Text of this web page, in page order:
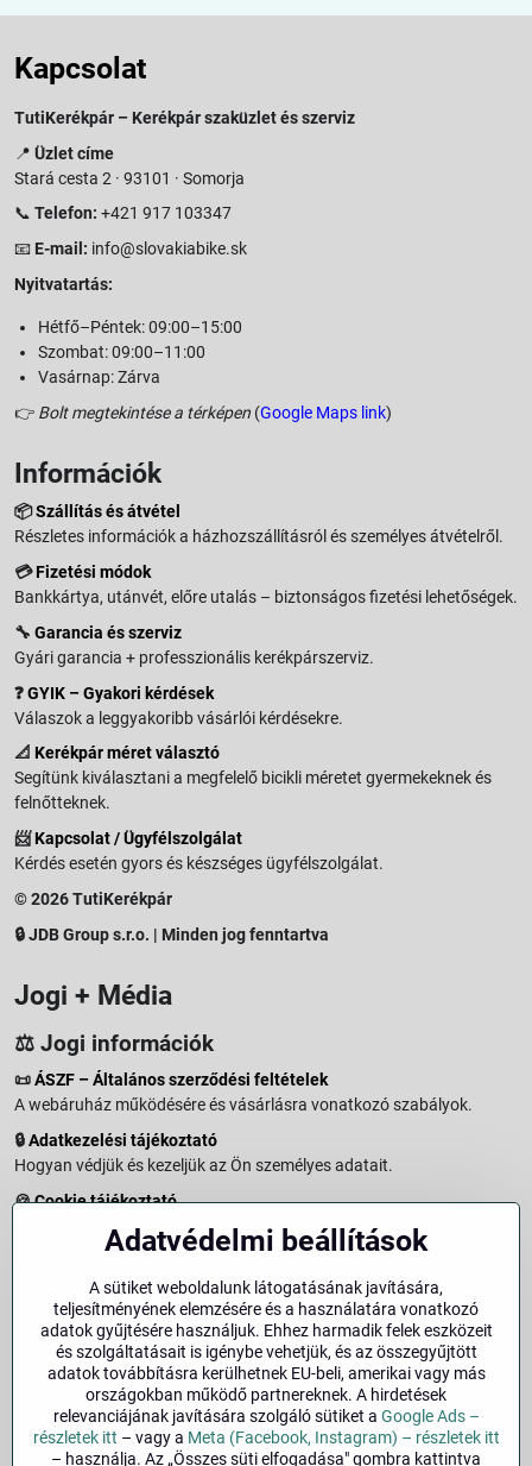
Kapcsolat
TutiKerékpár – Kerékpár szaküzlet és szerviz
📍 Üzlet címe
Stará cesta 2 · 93101 · Somorja
📞 Telefon: +421 917 103347
📧 E-mail: info@slovakiabike.sk
Nyitvatartás:
Hétfő–Péntek: 09:00–15:00
Szombat: 09:00–11:00
Vasárnap: Zárva
👉 Bolt megtekintése a térképen (Google Maps link)
Információk
📦Szállítás és átvétel
Részletes információk a házhozszállításról és személyes átvételről.
💳Fizetési módok
Bankkártya, utánvét, előre utalás – biztonságos fizetési lehetőségek.
🔧 Garancia és szerviz
Gyári garancia + professzionális kerékpárszerviz.
❓GYIK – Gyakori kérdések
Válaszok a leggyakoribb vásárlói kérdésekre.
📐 Kerékpár méret választó
Segítünk kiválasztani a megfelelő bicikli méretet gyermekeknek és
felnőtteknek.
📨Kapcsolat / Ügyfélszolgálat
Kérdés esetén gyors és készséges ügyfélszolgálat.
© 2026 TutiKerékpár
🔒 JDB Group s.r.o. | Minden jog fenntartva
Jogi + Média
⚖️ Jogi információk
📜ÁSZF – Általános szerződési feltételek
A webáruház működésére és vásárlásra vonatkozó szabályok.
🔒Adatkezelési tájékoztató
Hogyan védjük és kezeljük az Ön személyes adatait.
🍪Cookie tájékoztató
A weboldalon használt sütikről és adatkezelésről.
Vásárlástól való elállás menete és feltételei.
Elállás a szerződéstől
Impresszum
Üzemeltetői adatok és jogi tudnivalók.
🔐Biztonság
Adatvédelmi beállítások
A sütiket weboldalunk látogatásának javítására,
teljesítményének elemzésére és a használatára vonatkozó
adatok gyűjtésére használjuk. Ehhez harmadik felek eszközeit
és szolgáltatásait is igénybe vehetjük, és az összegyűjtött
adatok továbbításra kerülhetnek EU-beli, amerikai vagy más
országokban működő partnereknek. A hirdetések
relevanciájának javítására szolgáló sütiket a Google Ads –
részletek itt – vagy a Meta (Facebook, Instagram) – részletek itt
– használja. Az „Összes süti elfogadása" gombra kattintva